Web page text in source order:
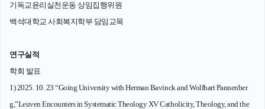
기독교윤리실천운동 상임집행위원
백석대학교 사회복지학부 담임교목
연구실적
학회 발표
1) 2025. 10. 23 “Going University with Herman Bavinck and Wolfhart Pannenber
g,”Leuven Encounters in Systematic Theology XV Catholicity, Theology, and the